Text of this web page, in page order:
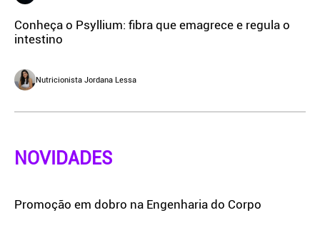
Conheça o Psyllium: fibra que emagrece e regula o
intestino
Nutricionista Jordana Lessa
NOVIDADES
Promoção em dobro na Engenharia do Corpo